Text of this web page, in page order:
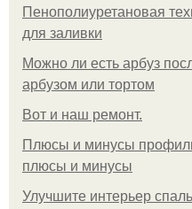
Пенополиуретановая
для заливки
Можно ли есть арбуз
арбузом или тортом
Boт и наш ремoнт.
Плюсы и минусы
плюсы и минусы
Улучшите интерьер